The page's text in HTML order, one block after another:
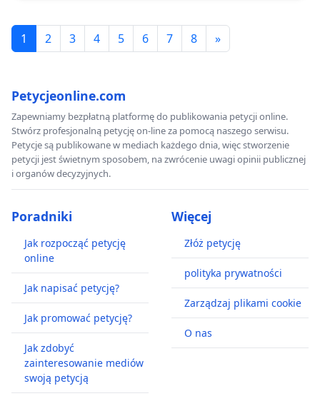
1 2 3 4 5 6 7 8 »
Petycjeonline.com
Zapewniamy bezpłatną platformę do publikowania petycji online.
Stwórz profesjonalną petycję on-line za pomocą naszego serwisu.
Petycje są publikowane w mediach każdego dnia, więc stworzenie
petycji jest świetnym sposobem, na zwrócenie uwagi opinii publicznej
i organów decyzyjnych.
Poradniki
Jak rozpocząć petycję
online
Jak napisać petycję?
Jak promować petycję?
Jak zdobyć
zainteresowanie mediów
swoją petycją
Więcej
Złóż petycję
polityka prywatności
Zarządzaj plikami cookie
O nas